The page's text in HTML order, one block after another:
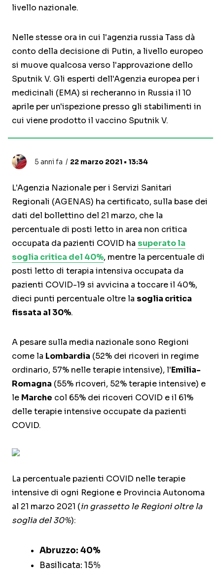
livello nazionale.
Nelle stesse ora in cui l'agenzia russia Tass dà
conto della decisione di Putin, a livello europeo
si muove qualcosa verso l'approvazione dello
Sputnik V. Gli esperti dell'Agenzia europea per i
medicinali (EMA) si recheranno in Russia il 10
aprile per un'ispezione presso gli stabilimenti in
cui viene prodotto il vaccino Sputnik V.
5 anni fa 22 marzo 2021 • 13:34
L'Agenzia Nazionale per i Servizi Sanitari
Regionali (AGENAS) ha certificato, sulla base dei
dati del bollettino del 21 marzo, che la
percentuale di posti letto in area non critica
occupata da pazienti COVID ha superato la
soglia critica del 40%, mentre la percentuale di
posti letto di terapia intensiva occupata da
pazienti COVID-19 si avvicina a toccare il 40%,
dieci punti percentuale oltre la soglia critica
fissata al 30%.
A pesare sulla media nazionale sono Regioni
come la Lombardia (52% dei ricoveri in regime
ordinario, 57% nelle terapie intensive), l'Emilia-
Romagna (55% ricoveri, 52% terapie intensive) e
le Marche col 65% dei ricoveri COVID e il 61%
delle terapie intensive occupate da pazienti
COVID.
La percentuale pazienti COVID nelle terapie
intensive di ogni Regione e Provincia Autonoma
al 21 marzo 2021 (in grassetto le Regioni oltre la
soglia del 30%):
Abruzzo: 40%
Basilicata: 15%